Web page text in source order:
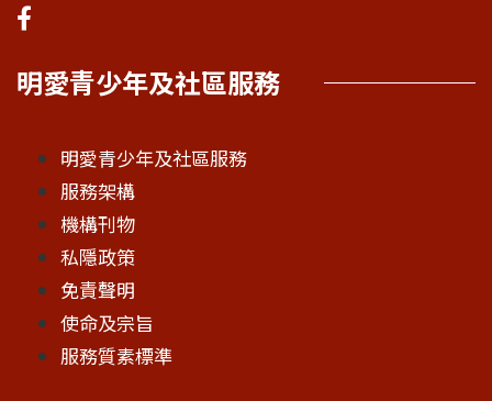
明愛青少年及社區服務
明愛青少年及社區服務
服務架構
機構刊物
私隱政策
免責聲明
使命及宗旨
服務質素標準